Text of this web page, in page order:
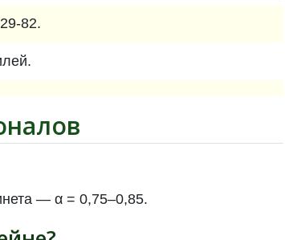
82.
— α = 0,75–0,85.